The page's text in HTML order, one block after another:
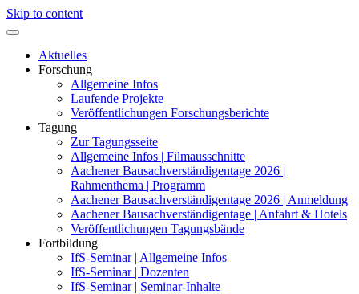
Skip to content
Aktuelles
Forschung
Allgemeine Infos
Laufende Projekte
Veröffentlichungen Forschungsberichte
Tagung
Zur Tagungsseite
Allgemeine Infos | Filmausschnitte
Aachener Bausachverständigentage 2026 |
Rahmenthema | Programm
Aachener Bausachverständigentage 2026 | Anmeldung
Aachener Bausachverständigentage | Anfahrt & Hotels
Veröffentlichungen Tagungsbände
Fortbildung
IfS-Seminar | Allgemeine Infos
IfS-Seminar | Dozenten
IfS-Seminar | Seminar-Inhalte